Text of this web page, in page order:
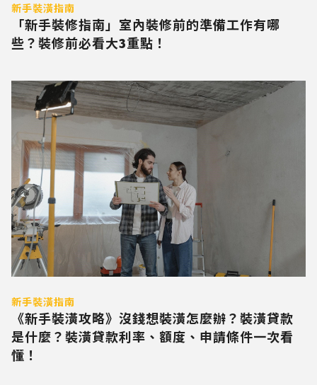
新手裝潢指南
「新手裝修指南」室內裝修前的準備工作有哪
些？裝修前必看大3重點！
新手裝潢指南
《新手裝潢攻略》沒錢想裝潢怎麼辦？裝潢貸款
是什麼？裝潢貸款利率、額度、申請條件一次看
懂！